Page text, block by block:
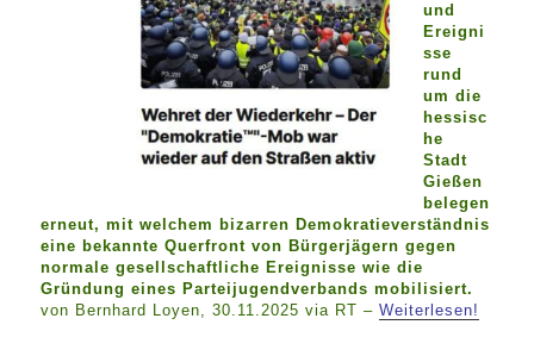
und
Ereigni
sse
rund
um die
hessisc
he
Stadt
Gießen
belegen
erneut, mit welchem bizarren Demokratieverständnis
eine bekannte Querfront von Bürgerjägern gegen
normale gesellschaftliche Ereignisse wie die
Gründung eines Parteijugendverbands mobilisiert.
von Bernhard Loyen, 30.11.2025 via RT –Weiterlesen!